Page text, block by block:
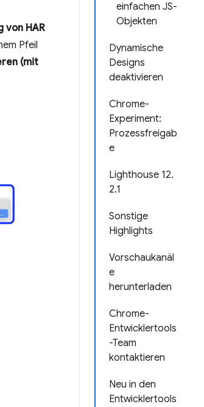
einfachen JS-
Objekten
Dynamische
Designs
deaktivieren
Chrome-
Experiment:
Prozessfreigab
e
Lighthouse 12.
2.1
Sonstige
Highlights
Vorschaukanäl
e
herunterladen
Chrome-
Entwicklertools
-Team
kontaktieren
Neu in den
Entwicklertools
von HAR
Pfeil
(mit